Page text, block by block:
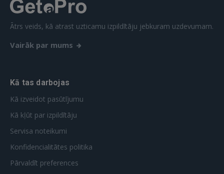
Ātrs veids, kā atrast uzticamu izpildītāju jebkuram uzdevumam.
Vairāk par mums
Kā tas darbojas
Kā izveidot pasūtījumu
Kā kļūt par izpildītāju
Servisa noteikumi
Konfidencialitātes politika
Pārvaldīt preferences